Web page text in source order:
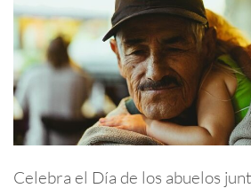
Celebra el Día de los abuelos